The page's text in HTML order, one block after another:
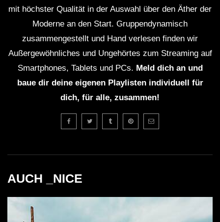
Künstler wie Fred Again und John Summit sind
bereits mehrfach ausverkauft aufgetreten.
Das Event war Teil einer Reihe von
Veranstaltungen zur Förderung elektronischer
Musik in Bali.
Kritische Analyse
auf die hohen Ticketpreise hin, die den Zugang für
Weiteren könnte die Fülle an Veranstaltungen im
elektronischen Musikbereich
zu einer gewissen
mit höchster Qualität in der Auswahl über den Äther der
Moderne an den Start. Gruppendynamisch
zusammengestellt und Hand verlesen finden wir
Außergewöhnliches und Ungehörtes zum Streaming auf
Smartphones, Tablets und PCs. Meld dich an und
baue dir deine eigenen Playlisten individuell für
dich, für alle, zusammen!
AUCH _NICE